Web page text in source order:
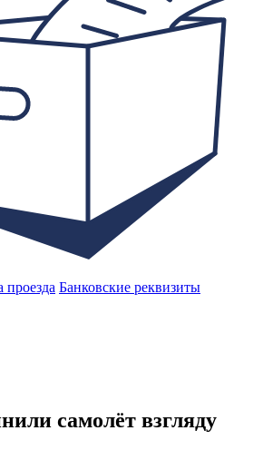
проезда Банковские реквизиты
самолёт взгляду